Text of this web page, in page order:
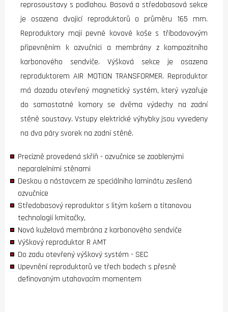
reprosoustavy s podlahou. Basová a středobasová sekce
je osazena dvojicí reproduktorů o průměru 165 mm.
Reproduktory mají pevné kovové koše s tříbodovovým
připevněním k ozvučnici a membrány z kompozitního
karbonového sendviče. Výšková sekce je osazena
reproduktorem AIR MOTION TRANSFORMER. Reproduktor
má dozadu otevřený magnetický systém, který vyzařuje
do samostatné komory se dvěma výdechy na zadní
stěně soustavy. Vstupy elektrické výhybky jsou vyvedeny
na dva páry svorek na zadní stěně.
Precizně provedená skříň - ozvučnice se zaoblenými
neparalelními stěnami
Deskou a nástavcem ze speciálního laminátu zesílená
ozvučnice
Středobasový reproduktor s litým košem a titanovou
technologií kmitačky,
Nová kuželová membrána z karbonového sendviče
Výškový reproduktor R AMT
Do zadu otevřený výškový systém - SEC
Upevnění reproduktorů ve třech bodech s přesně
definovaným utahovacím momentem